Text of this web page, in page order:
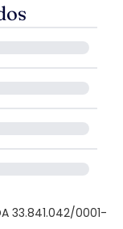
33.841.042/0001-